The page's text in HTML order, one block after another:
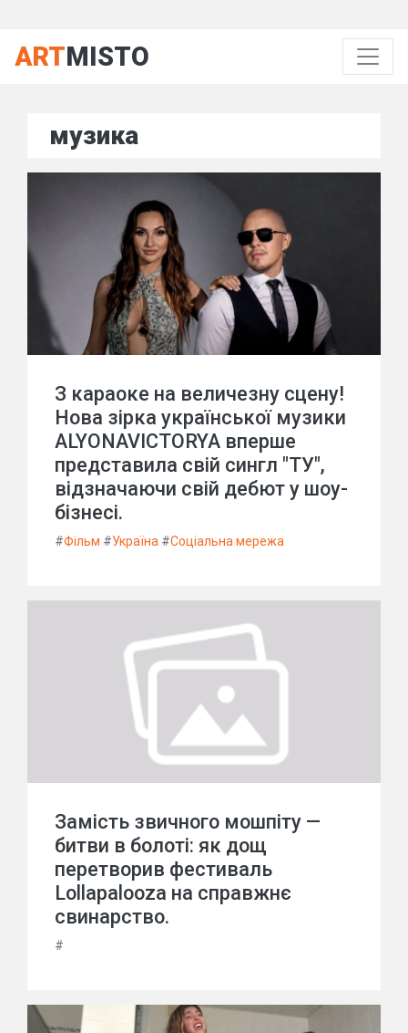
ARTMISTO
музика
З караоке на величезну сцену!
Нова зірка української музики
ALYONAVICTORYA вперше
представила свій сингл "ТУ",
відзначаючи свій дебют у шоу-
бізнесі.
#Фільм #Україна #Соціальна мережа
Замість звичного мошпіту —
битви в болоті: як дощ
перетворив фестиваль
Lollapalooza на справжнє
свинарство.
#